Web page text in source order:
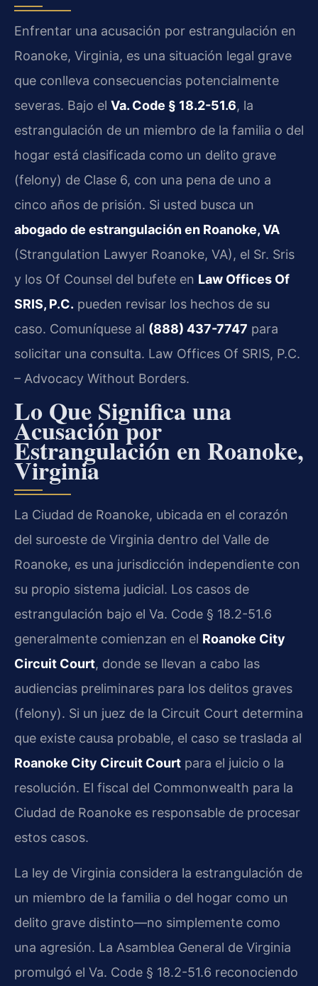
Enfrentar una acusación por estrangulación en
Roanoke, Virginia, es una situación legal grave
que conlleva consecuencias potencialmente
severas. Bajo el Va. Code § 18.2-51.6, la
estrangulación de un miembro de la familia o del
hogar está clasificada como un delito grave
(felony) de Clase 6, con una pena de uno a
cinco años de prisión. Si usted busca un
abogado de estrangulación en Roanoke, VA
(Strangulation Lawyer Roanoke, VA), el Sr. Sris
y los Of Counsel del bufete en Law Offices Of
SRIS, P.C. pueden revisar los hechos de su
caso. Comuníquese al (888) 437-7747 para
solicitar una consulta. Law Offices Of SRIS, P.C.
– Advocacy Without Borders.
Lo Que Significa una
Acusación por
Estrangulación en Roanoke,
Virginia
La Ciudad de Roanoke, ubicada en el corazón
del suroeste de Virginia dentro del Valle de
Roanoke, es una jurisdicción independiente con
su propio sistema judicial. Los casos de
estrangulación bajo el Va. Code § 18.2-51.6
generalmente comienzan en el Roanoke City
Circuit Court, donde se llevan a cabo las
audiencias preliminares para los delitos graves
(felony). Si un juez de la Circuit Court determina
que existe causa probable, el caso se traslada al
Roanoke City Circuit Court para el juicio o la
resolución. El fiscal del Commonwealth para la
Ciudad de Roanoke es responsable de procesar
estos casos.
La ley de Virginia considera la estrangulación de
un miembro de la familia o del hogar como un
delito grave distinto—no simplemente como
una agresión. La Asamblea General de Virginia
promulgó el Va. Code § 18.2-51.6 reconociendo